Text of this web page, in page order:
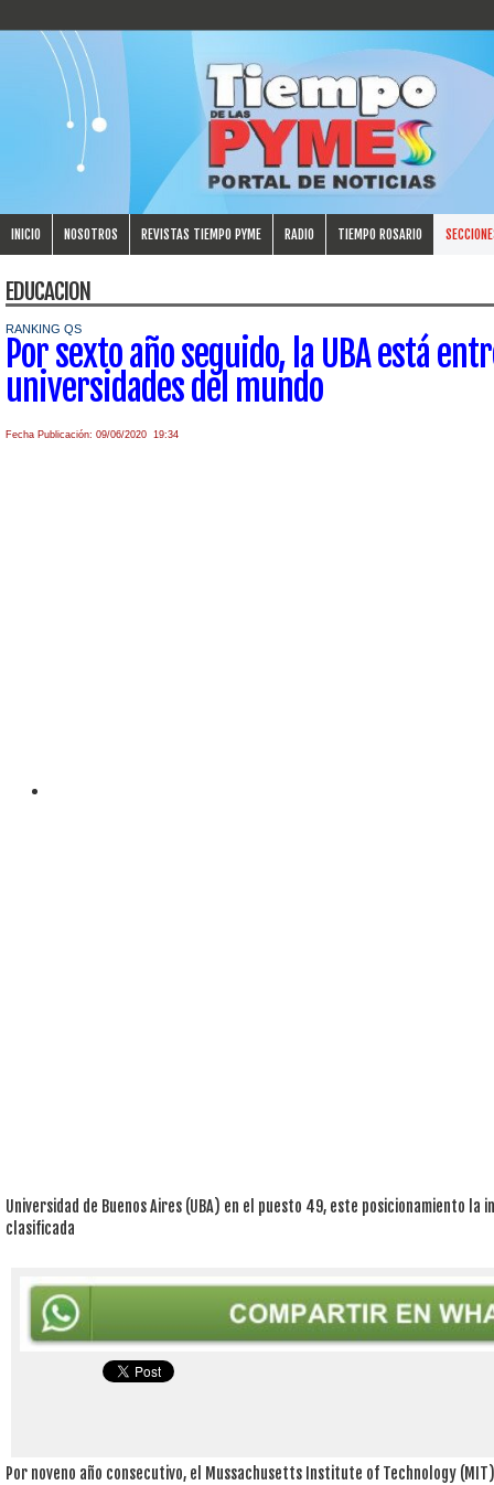
INICIO NOSOTROS REVISTAS TIEMPO PYME RADIO TIEMPO ROSARIO
EDUCACION
RANKING QS
Por sexto año seguido, la UBA está
universidades del mundo
Fecha Publicación: 09/06/2020 19:34
Universidad de Buenos Aires (UBA) en el puesto 49, este posicionamiento
clasificada
Por noveno año consecutivo, el Mussachusetts Institute of Technology